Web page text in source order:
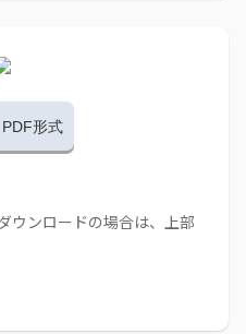
PDF形式
ウンロードの場合は、上部